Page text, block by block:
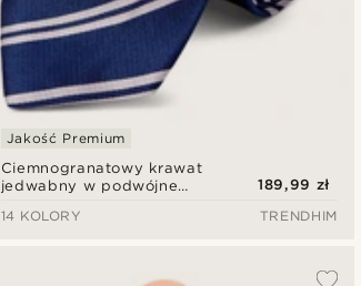
Ciemnogranatowy krawat
jedwabny w podwójne
Jakość Premium
189,99 zł
14 KOLORY
TRENDHIM